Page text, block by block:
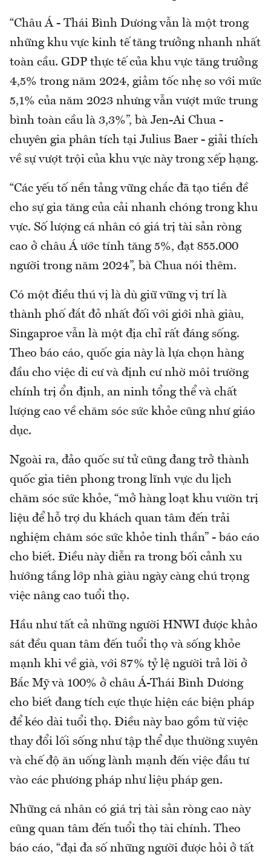
“Châu Á - Thái Bình Dương vẫn là một trong
những khu vực kinh tế tăng trưởng nhanh nhất
toàn cầu. GDP thực tế của khu vực tăng trưởng
4,5% trong năm 2024, giảm tốc nhẹ so với mức
5,1% của năm 2023 nhưng vẫn vượt mức trung
bình toàn cầu là 3,3%”, bà Jen-Ai Chua -
chuyên gia phân tích tại Julius Baer - giải thích
về sự vượt trội của khu vực này trong xếp hạng.
“Các yếu tố nền tảng vững chắc đã tạo tiền đề
cho sự gia tăng của cải nhanh chóng trong khu
vực. Số lượng cá nhân có giá trị tài sản ròng
cao ở châu Á ước tính tăng 5%, đạt 855.000
người trong năm 2024”, bà Chua nói thêm.
Có một điều thú vị là dù giữ vững vị trí là
thành phố đắt đỏ nhất đối với giới nhà giàu,
Singaproe vẫn là một địa chỉ rất đáng sống.
Theo báo cáo, quốc gia này là lựa chọn hàng
đầu cho việc di cư và định cư nhờ môi trường
chính trị ổn định, an ninh tổng thể và chất
lượng cao về chăm sóc sức khỏe cũng như giáo
dục.
Ngoài ra, đảo quốc sư tử cũng đang trở thành
quốc gia tiên phong trong lĩnh vực du lịch
chăm sóc sức khỏe, “mở hàng loạt khu vườn trị
liệu để hỗ trợ du khách quan tâm đến trải
nghiệm chăm sóc sức khỏe tinh thần” - báo cáo
cho biết. Điều này diễn ra trong bối cảnh xu
hướng tầng lớp nhà giàu ngày càng chú trọng
việc nâng cao tuổi thọ.
Hầu như tất cả những người HNWI được khảo
sát đều quan tâm đến tuổi thọ và sống khỏe
mạnh khi về già, với 87% tỷ lệ người trả lời ở
Bắc Mỹ và 100% ở châu Á-Thái Bình Dương
cho biết đang tích cực thực hiện các biện pháp
để kéo dài tuổi thọ. Điều này bao gồm từ việc
thay đổi lối sống như tập thể dục thường xuyên
và chế độ ăn uống lành mạnh đến việc đầu tư
vào các phương pháp như liệu pháp gen.
Những cá nhân có giá trị tài sản ròng cao này
cũng quan tâm đến tuổi thọ tài chính. Theo
báo cáo, “đại đa số những người được hỏi ở tất